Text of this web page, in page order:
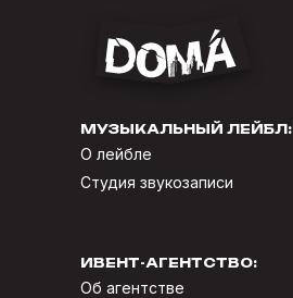
ИВЕНТ-АГЕНТСТВО:
Об агентстве
МУЗЫКАЛЬНЫЙ ЛЕЙБЛ:
О лейбле
Студия звукозаписи